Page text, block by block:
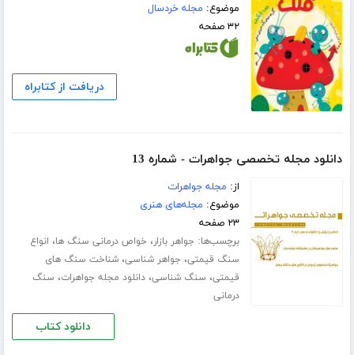
موضوع: مجله خردسال
۳۲ صفحه
دریافت از کتابراه
دانلود مجله تخصصی جواهرات - شماره 13
از: مجله جواهرات
موضوع: مجله‌های هنری
۲۳ صفحه
برچسب‌ها: جواهر بازار، خواص درمانی سنگ ها، انواع
سنگ قیمتی، جواهر شناسی،شناخت سنگ های
قیمتی، سنگ شناسی،دانلود مجله جواهرات، سنگ
درمانی
دانلود کتاب